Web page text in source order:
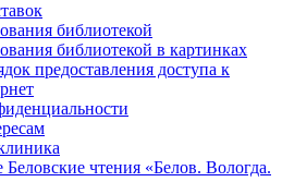
библиотекой
библиотекой в картинках
предоставления доступа к
Беловские чтения «Белов. Вологда.